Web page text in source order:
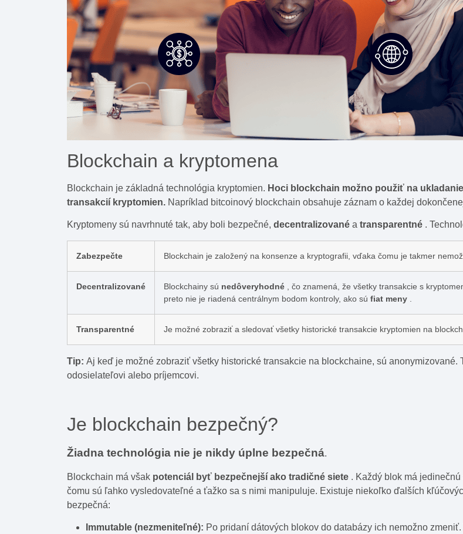
Blockchain a kryptomena
Blockchain je základná technológia kryptomien. Hoci blockchain možno použiť na
transakcií kryptomien. Napríklad bitcoinový blockchain obsahuje záznam o každej
Kryptomeny sú navrhnuté tak, aby boli bezpečné, decentralizované a transparentné .
Zabezpečte Blockchain je založený na konsenze a kryptografii, vďaka čomu je takmer
Decentralizované Blockchainy sú nedôveryhodné , čo znamená, že všetky transakcie s
preto nie je riadená centrálnym bodom kontroly, ako sú fiat meny
Transparentné Je možné zobraziť a sledovať všetky historické transakcie kryptomien na
Tip: Aj keď je možné zobraziť všetky historické transakcie na blockchaine, sú
odosielateľovi alebo príjemcovi.
Je blockchain bezpečný?
Žiadna technológia nie je nikdy úplne bezpečná.
Blockchain má však potenciál byť bezpečnejší ako tradičné siete . Každý blok má
čomu sú ľahko vysledovateľné a ťažko sa s nimi manipuluje. Existuje niekoľko ďalších
bezpečná:
Immutable (nezmeniteľné): Po pridaní dátových blokov do databázy ich nemožno